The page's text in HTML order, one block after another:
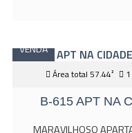
VENDA
Área total 57.44²
B-615 APT NA
MARAVILHOSO